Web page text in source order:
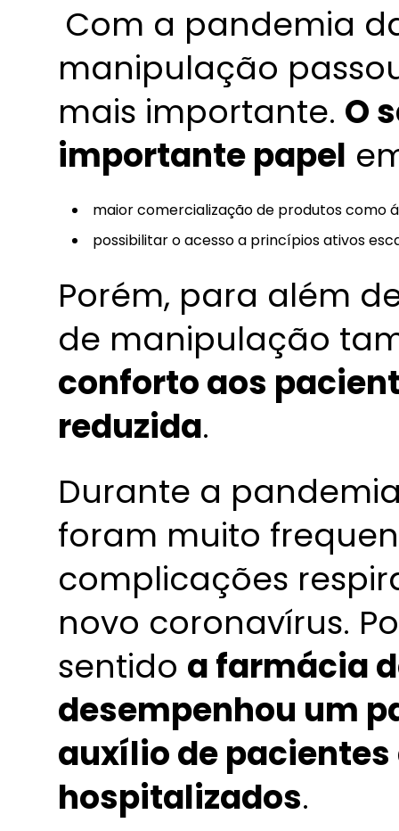
Com a pandemia
manipulação
mais importante. O
importante papel
maior comercialização de produtos como
possibilitar o acesso a princípios ativos
Porém, para além
de manipulação
conforto aos
reduzida.
Durante a
foram muito
complicações
novo coronavírus.
sentido a farmácia
desempenhou um
auxílio de
hospitalizados.